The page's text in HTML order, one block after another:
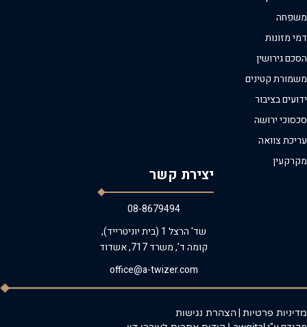
משפחה
דמי מזונות
הסכם גירושין
משמורת קטינים
ידועים בציבור
סכסוכי ירושה
עריכת צוואה
מקרקעין
יצירת קשר
08-8679494
שד' הרצל 1 (בית יוניטרייד),
קומה ד', משרד 717, אשדוד
office@a-twizer.com
מדיניות פרטיות |הצהרת נגישות